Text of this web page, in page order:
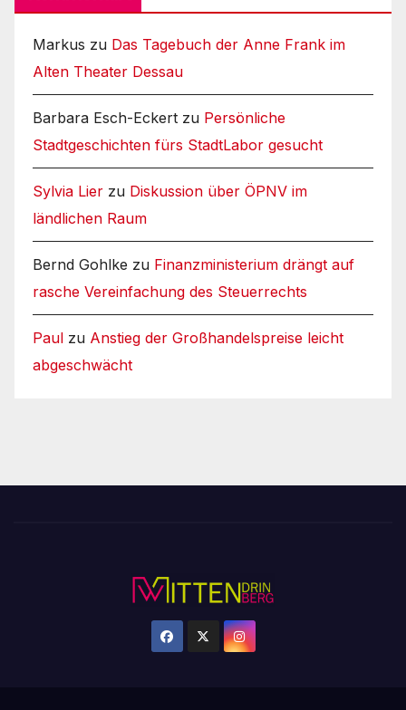
Markus zu Das Tagebuch der Anne Frank im
Alten Theater Dessau
Barbara Esch-Eckert zu Persönliche
Stadtgeschichten fürs StadtLabor gesucht
Sylvia Lier zu Diskussion über ÖPNV im
ländlichen Raum
Bernd Gohlke zu Finanzministerium drängt auf
rasche Vereinfachung des Steuerrechts
Paul zu Anstieg der Großhandelspreise leicht
abgeschwächt